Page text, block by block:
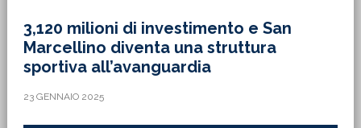
3,120 milioni di investimento e San
Marcellino diventa una struttura
sportiva all’avanguardia
23 GENNAIO 2025